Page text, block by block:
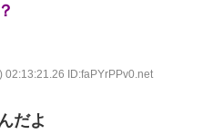
02:13:21.26 ID:faPYrPPv0.net
だよ